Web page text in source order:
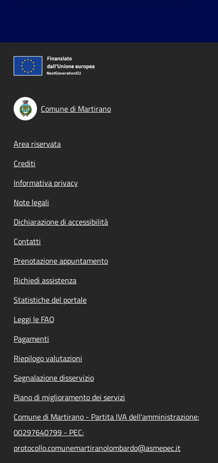
Comune di Martirano
Footer menu
Area riservata
Crediti
Informativa privacy
Note legali
Dichiarazione di accessibilità
Contatti
Prenotazione appuntamento
Richiedi assistenza
Statistiche del portale
Leggi le FAQ
Pagamenti
Riepilogo valutazioni
Segnalazione disservizio
Piano di miglioramento dei servizi
Comune di Martirano - Partita IVA dell'amministrazione:
00297640799 - PEC:
protocollo.comunemartiranolombardo@asmepec.it